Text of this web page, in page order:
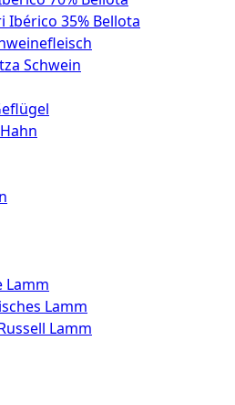
Ibérico 35% Bellota
Schwein
Lamm
Lamm
Lamm
des Duroc
Schweins wird von feinen
die Zugabe von zusätzlichem
macht. Das Fleisch ist
und verliert beim Braten kaum